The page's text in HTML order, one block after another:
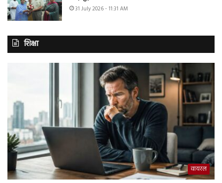
31 July 2026 - 11:31 AM
शिक्षा
वायरल